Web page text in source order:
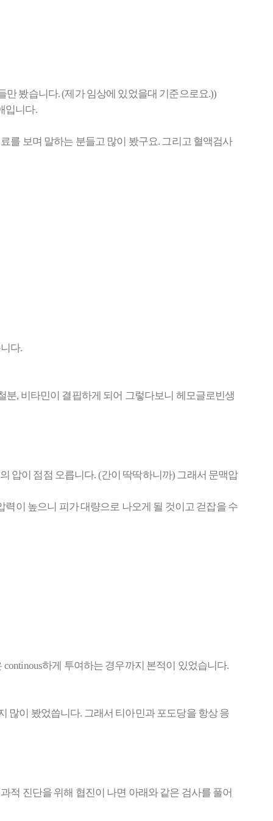
봤습니다. (제가 임상에 있었을대 기준으로요.))
입니다.
를 보며 말하는 분들고 많이 봤구요. 그리고 혈액검사
다.
분, 비타민이 결핍하게 되어 그렇다보니 헤모글로빈생
압이 점점 오릅니다. (간이 딱딱하니까) 그래서 문맥압
이 높으니 피가 대량으로 나오게 될 것이고 걷잡을 수
하게 투여하는 경우까지 본적이 있었습니다.
많이 봤었씁니다. 그래서 티아민과 포도당을 항상 응
적 진단을 위해 협진이 나면 아래와 같은 검사를 풀어